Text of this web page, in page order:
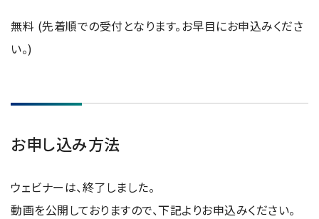
無料 (先着順での受付となります。お早目にお申込みくださ
い。)
お申し込み方法
ウェビナーは、終了しました。
動画を公開しておりますので、下記よりお申込みください。